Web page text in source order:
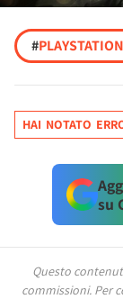
#
HAI NOTATO
su
Questo
commissioni. Per